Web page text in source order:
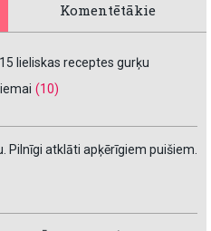
Komentētākie
lieliskas receptes gurķu
(10)
Pilnīgi atklāti apķērīgiem puišiem.